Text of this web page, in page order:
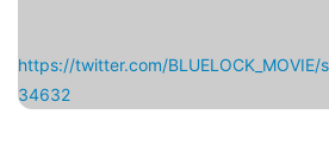
https://twitter.com/
34632